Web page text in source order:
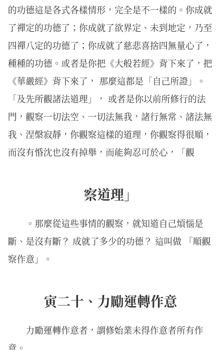
的功德這是各式各樣情形，完全是不一樣的。你成就
了禪定的功德了；你成就了欲界定、未到地定，乃至
四禪八定的功德了；你成就了慈悲喜捨四無量心了，
種種的功德。或者是你把《大般若經》背下來了，把
《華嚴經》背下來了， 那麼這都是「自己所證」。
「及先所觀諸法道理」， 或者是你以前所修行的法
門，觀察一切法空、一切法無我，諸行無常、諸法無
我、涅槃寂靜，你觀察這樣的道理，你觀察得很順，
而沒有惛沈也沒有掉舉，而能夠忍可於心，「觀
察道理」
。那麼從這些事情的觀察，就知道自己煩惱是
斷、是沒有斷？ 成就了多少的功德？ 這叫做 「順觀
察作意」。
寅二十、力勵運轉作意
力勵運轉作意者，謂修始業未得作意者所有作